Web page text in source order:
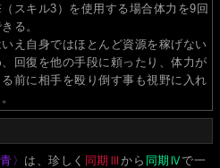
（スキル3）を使用する場合体力を9回
る。
いえ自身ではほとんど資源を稼げない
、回復を他の手段に頼ったり、体力が
る前に相手を殴り倒す事も視野に入れ
〉 は、珍しく 同期Ⅲから 同期Ⅳ で一